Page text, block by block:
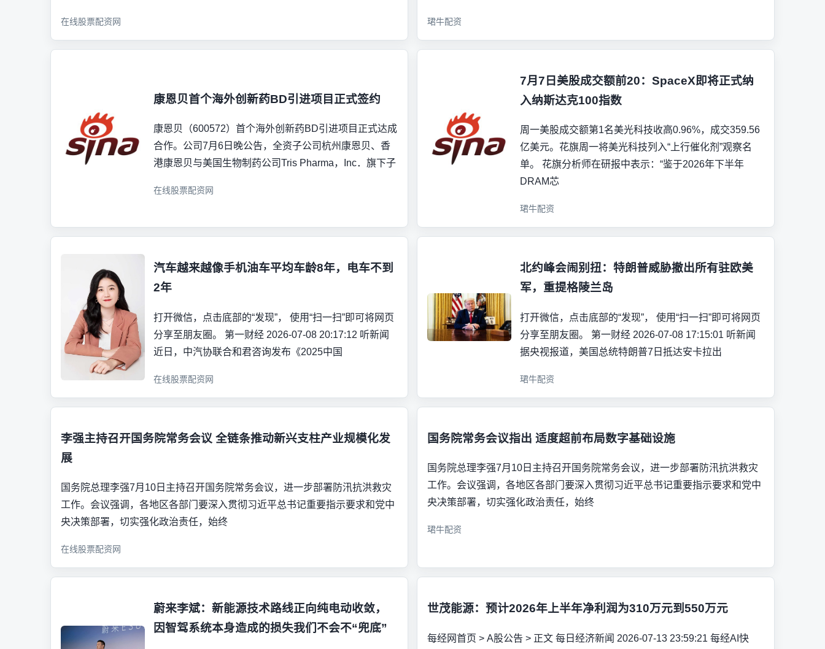
在线股票配资网 珺牛配资
康恩贝首个海外创新药BD引进项目正式签约
康恩贝（600572）首个海外创新药BD引进项目正式达成
合作。公司7月6日晚公告，全资子公司杭州康恩贝、香
港康恩贝与美国生物制药公司Tris Pharma，Inc．‌旗下子
在线股票配资网
7月7日美股成交额前20：SpaceX即将正式纳
入纳斯达克100指数
周一美股成交额第1名美光科技收高0.96%，成交359.56
亿美元。花旗周一将美光科技列入“上行催化剂”观察名
单。 花旗分析师在研报中表示：“鉴于2026年下半年
DRAM芯
珺牛配资
汽车越来越像手机油车平均车龄8年，电车不到
2年
打开微信，点击底部的“发现”， 使用“扫一扫”即可将网页
分享至朋友圈。 第一财经 2026-07-08 20:17:12 听新闻
近日，中汽协联合和君咨询发布《2025中国
在线股票配资网
北约峰会闹别扭：特朗普威胁撤出所有驻欧美
军，重提格陵兰岛
打开微信，点击底部的“发现”， 使用“扫一扫”即可将网页
分享至朋友圈。 第一财经 2026-07-08 17:15:01 听新闻
据央视报道，美国总统特朗普7日抵达安卡拉出
珺牛配资
李强主持召开国务院常务会议 全链条推动新兴支柱产业规模化发
展
国务院总理李强7月10日主持召开国务院常务会议，进一步部署防汛抗洪救灾
工作。会议强调，各地区各部门要深入贯彻习近平总书记重要指示要求和党中
央决策部署，切实强化政治责任，始终
在线股票配资网
国务院常务会议指出 适度超前布局数字基础设施
国务院总理李强7月10日主持召开国务院常务会议，进一步部署防汛抗洪救灾
工作。会议强调，各地区各部门要深入贯彻习近平总书记重要指示要求和党中
央决策部署，切实强化政治责任，始终
珺牛配资
蔚来李斌：新能源技术路线正向纯电动收敛，
因智驾系统本身造成的损失我们不会不“兜底”
世茂能源：预计2026年上半年净利润为310万元到550万元
每经网首页 > A股公告 > 正文 每日经济新闻 2026-07-13 23:59:21 每经AI快